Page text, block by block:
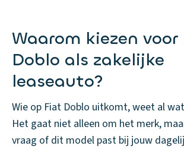
Waarom kiezen
Doblo als zakelijke
leaseauto?
Wie op Fiat Doblo uitkomt, weet al
Het gaat niet alleen om het merk,
vraag of dit model past bij jouw